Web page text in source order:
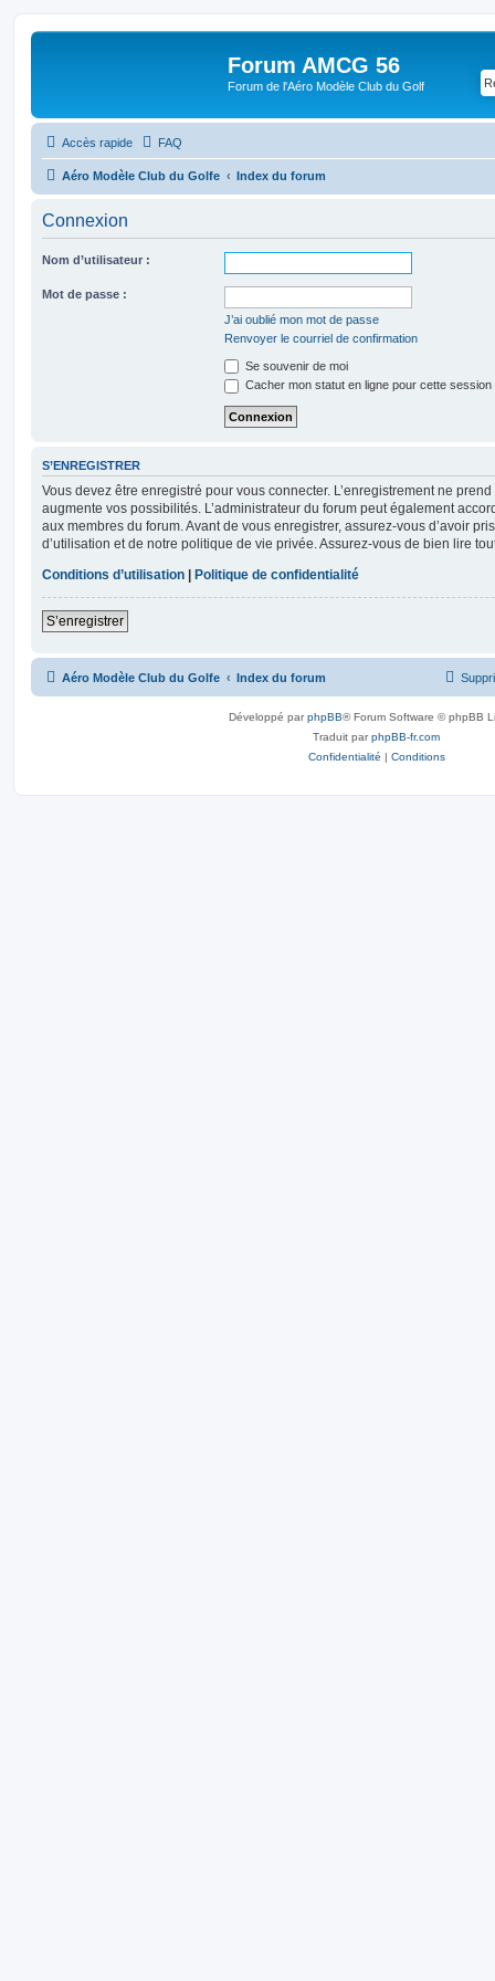
Forum AMCG 56
Forum de l'Aéro Modèle Club du Golf
Accès rapide FAQ
Aéro Modèle Club du Golfe Index du forum
Connexion
Nom d’utilisateur :
Mot de passe :
J’ai oublié mon mot de passe
Renvoyer le courriel de confirmation
Se souvenir de moi
Cacher mon statut en ligne pour cette session
S’ENREGISTRER
Vous devez être enregistré pour vous connecter. L’enregistrement ne
augmente vos possibilités. L’administrateur du forum peut également
aux membres du forum. Avant de vous enregistrer, assurez-vous d’avoir
d’utilisation et de notre politique de vie privée. Assurez-vous de bien lire
Conditions d’utilisation
Politique de confidentialité
S’enregistrer
Aéro Modèle Club du Golfe Index du forum
Développé parphpBB® Forum Software © phpBB
Traduit parphpBB-fr.com
Confidentialité | Conditions